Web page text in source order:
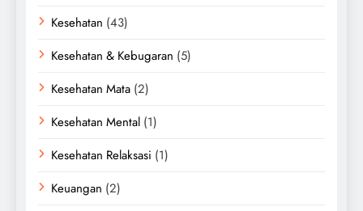
Kesehatan (43)
Kesehatan & Kebugaran (5)
Kesehatan Mata (2)
Kesehatan Mental (1)
Kesehatan Relaksasi (1)
Keuangan (2)